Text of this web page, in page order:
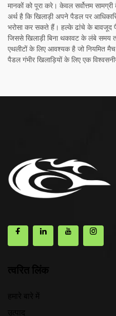
मानकों को पूरा करे। केवल सर्वोत्तम
अर्थ है कि खिलाड़ी अपने पैडल पर
भरोसा कर सकते हैं। हल्के ढांचे के बावजूद
जिससे खिलाड़ी बिना थकावट के लंबे
एथलीटों के लिए आवश्यक है जो नियमित मैच
पैडल गंभीर खिलाड़ियों के लिए एक